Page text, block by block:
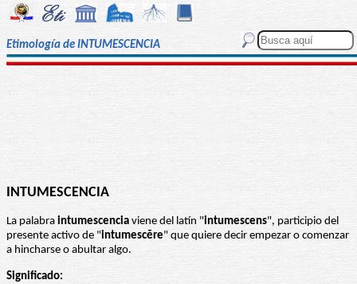
Etimología de INTUMESCENCIA
INTUMESCENCIA
La palabra intumescencia viene del latín "intumescens", participio del
presente activo de "intumescĕre" que quiere decir empezar o comenzar
a hincharse o abultar algo.
Significado: